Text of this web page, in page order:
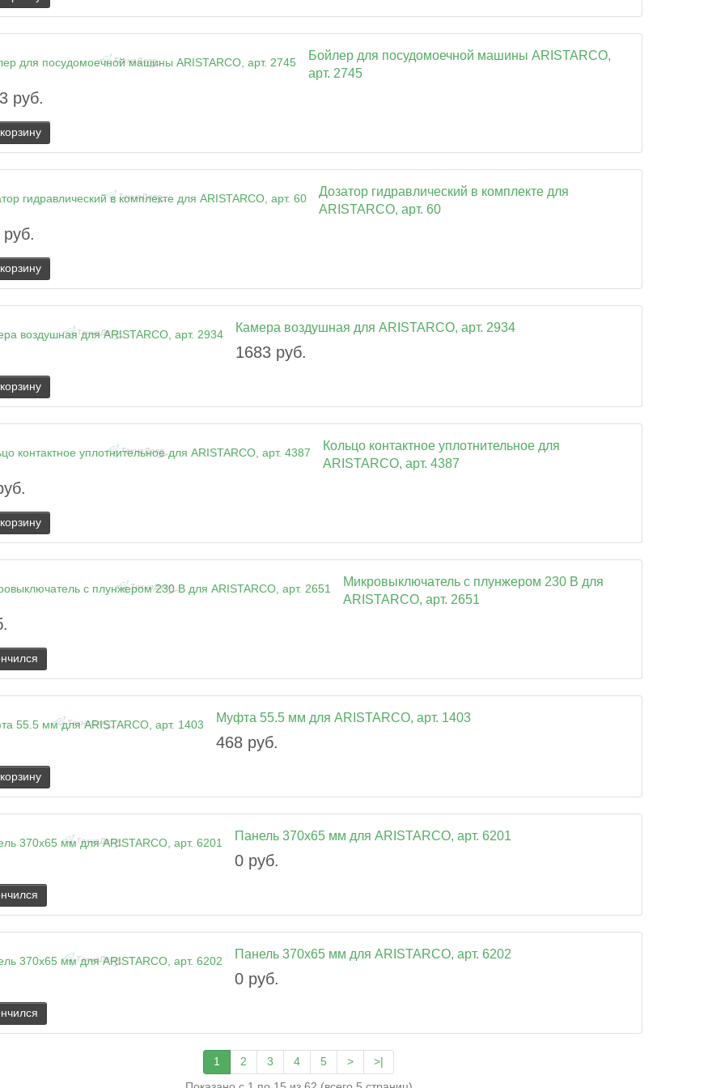
Бойлер для посудомоечной машины ARISTARCO,
арт. 2745
руб.
Дозатор гидравлический в комплекте для
ARISTARCO, арт. 60
Камера воздушная для ARISTARCO, арт. 2934
1683 руб.
Кольцо контактное уплотнительное для
ARISTARCO, арт. 4387
Микровыключатель с плунжером 230 В для
ARISTARCO, арт. 2651
Муфта 55.5 мм для ARISTARCO, арт. 1403
468 руб.
Панель 370x65 мм для ARISTARCO, арт. 6201
0 руб.
Панель 370x65 мм для ARISTARCO, арт. 6202
0 руб.
1 2 3 4 5 >
>|